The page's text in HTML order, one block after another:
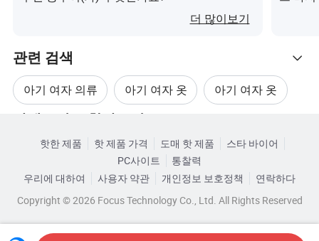
족할 수 있습니다.
• 컬러 고정, 아조 프리 등 미국 EU에 대한 테스트 요구 사항
1:샘플 정책은 어떻게 되나요?
샘플 비용을 청구합니다.
심지어 무료 샘플도 가능합니다. 배송 예약을 도와주고자
하는 경우,
DHL, TNT, UPS, FedEx와 같은 특급 배송 비용을 지불해야
합니다.
더 많이보기
관련 검색
아기 여자 의류 아기 여자 옷 아기 여자 옷
핫한 제품 핫 제품 가격 도매 핫 제품
스타 바이어
PC사이트
통찰력
우리에 대하여
사용자 약관 개인정보 보호정책
연락하다
Copyright © 2026 Focus Technology Co., Ltd. All Rights Reserved